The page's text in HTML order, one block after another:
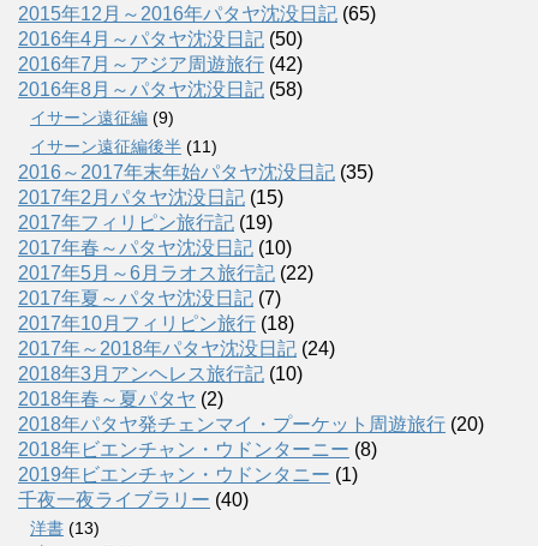
2015年12月～2016年パタヤ沈没日記 (65)
2016年4月～パタヤ沈没日記 (50)
2016年7月～アジア周遊旅行 (42)
2016年8月～パタヤ沈没日記 (58)
イサーン遠征編 (9)
イサーン遠征編後半 (11)
2016～2017年末年始パタヤ沈没日記 (35)
2017年2月パタヤ沈没日記 (15)
2017年フィリピン旅行記 (19)
2017年春～パタヤ沈没日記 (10)
2017年5月～6月ラオス旅行記 (22)
2017年夏～パタヤ沈没日記 (7)
2017年10月フィリピン旅行 (18)
2017年～2018年パタヤ沈没日記 (24)
2018年3月アンヘレス旅行記 (10)
2018年春～夏パタヤ (2)
2018年パタヤ発チェンマイ・プーケット周遊旅行 (20)
2018年ビエンチャン・ウドンターニー (8)
2019年ビエンチャン・ウドンタニー (1)
千夜一夜ライブラリー (40)
洋書 (13)